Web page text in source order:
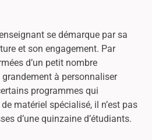
se démarque par sa
et son engagement. Par
d’un petit nombre
à personnaliser
programmes qui
matériel spécialisé, il n’est pas
d’une quinzaine d’étudiants.